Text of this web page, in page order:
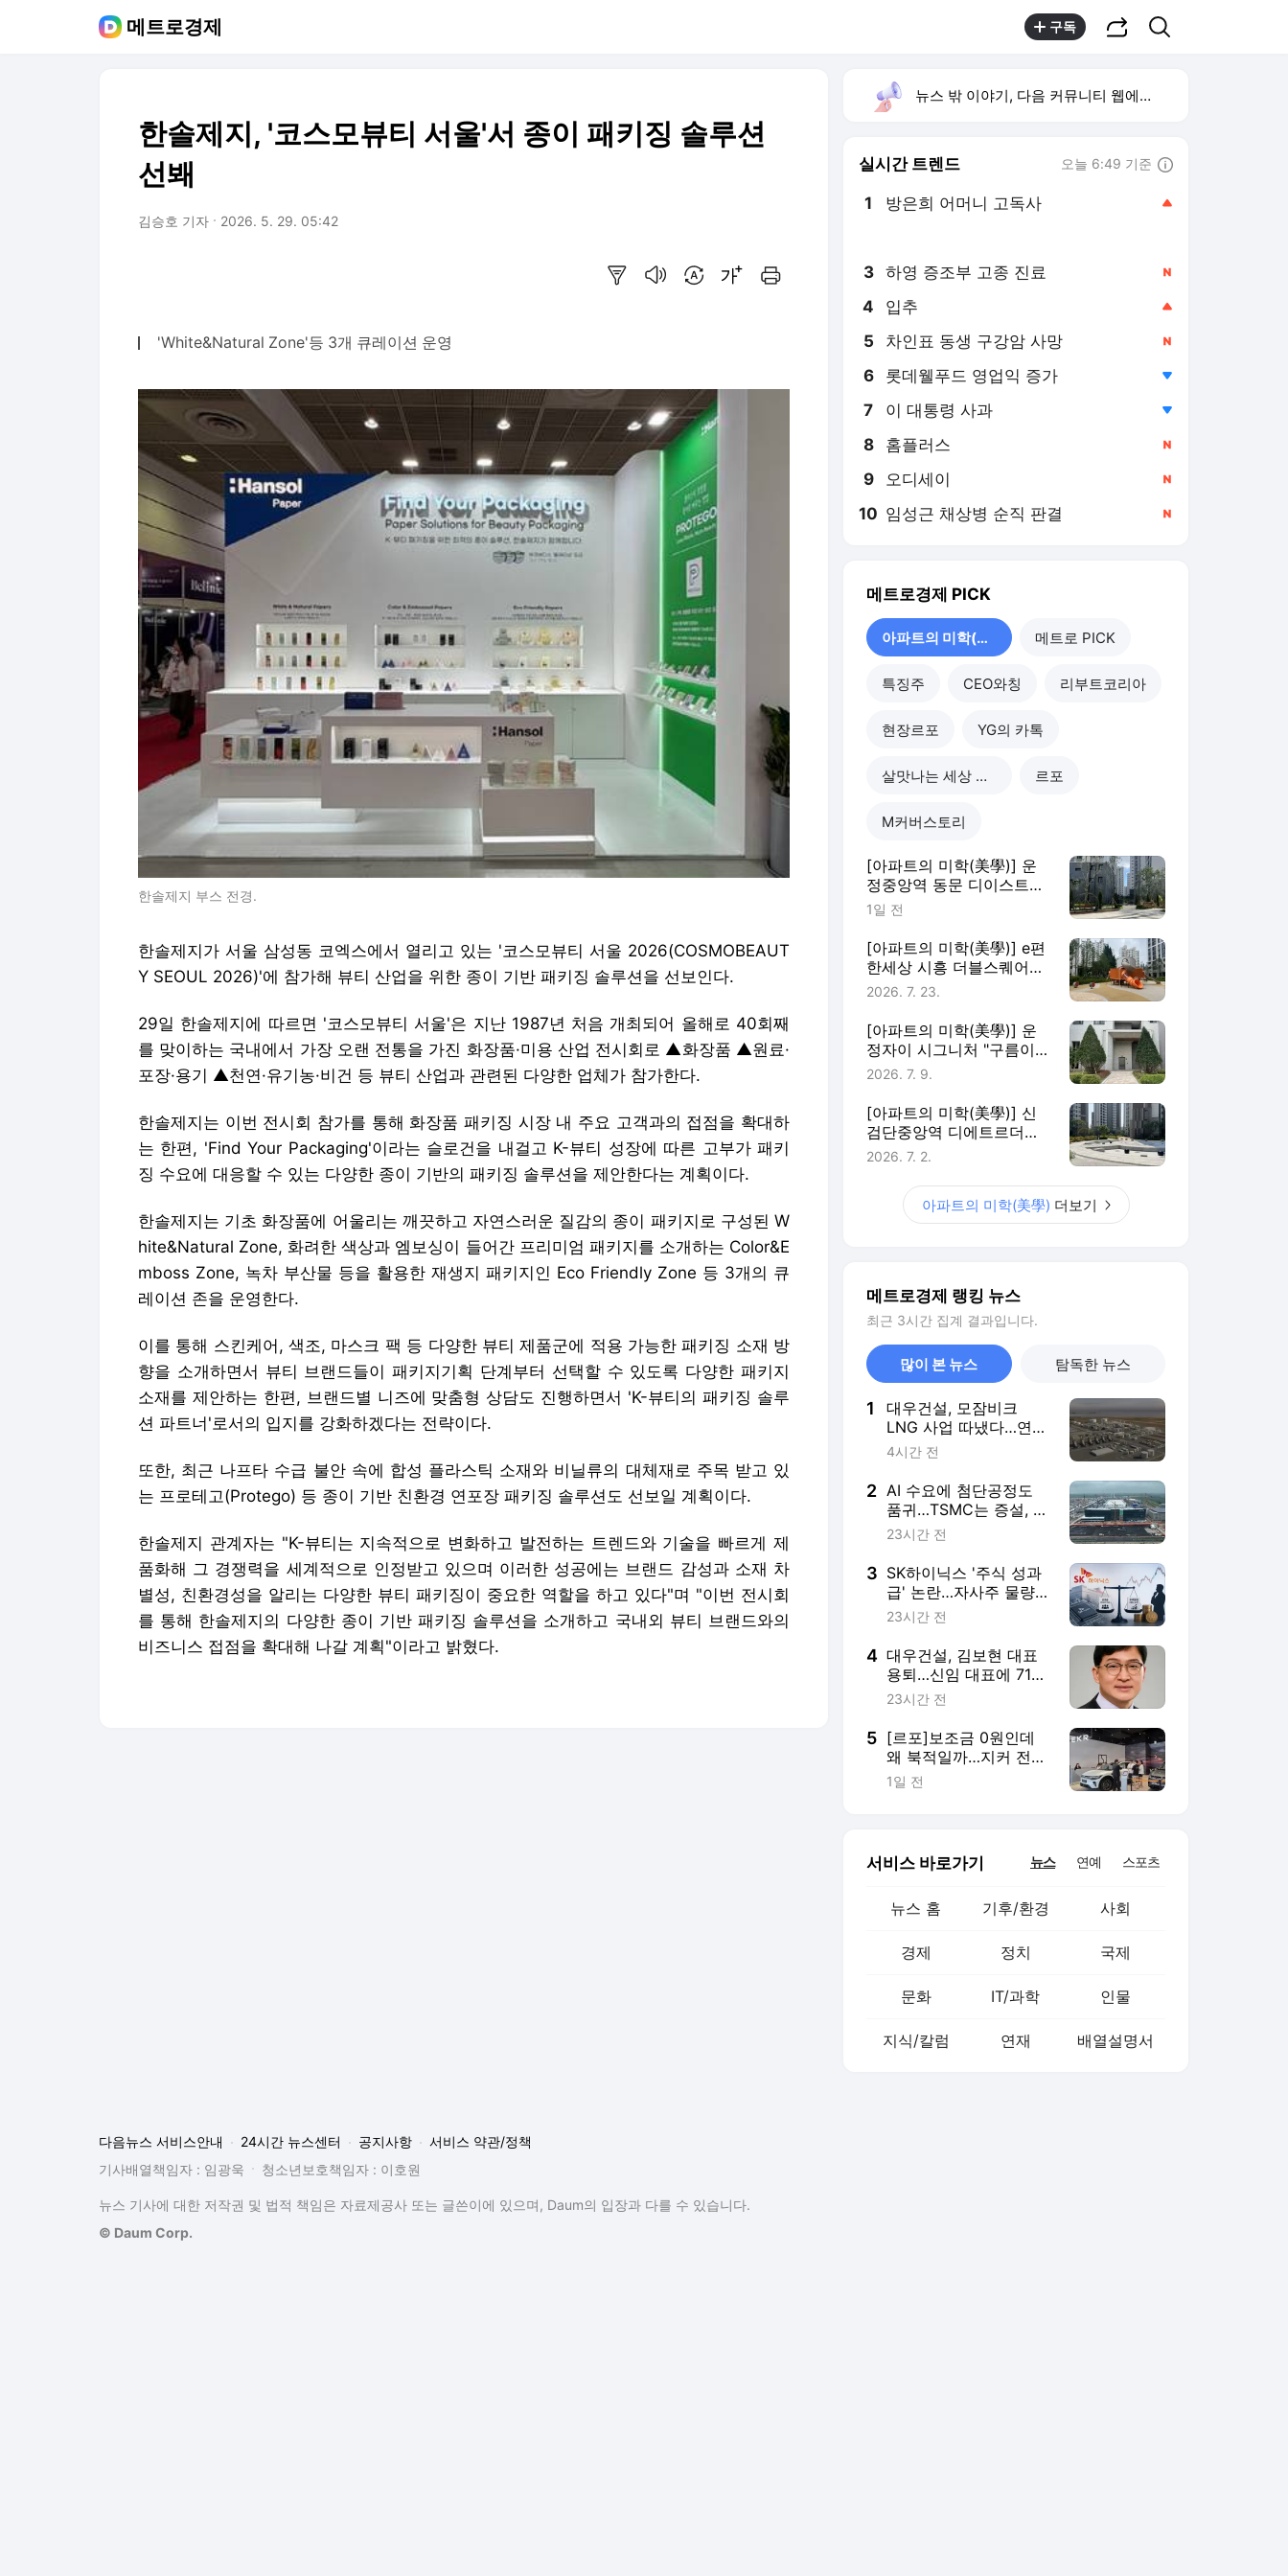
메트로경제 구독
한솔제지, '코스모뷰티 서울'서 종이 패키징 솔루션
선봬
김승호 기자 2026. 5. 29. 05:42
'White&Natural Zone'등 3개 큐레이션 운영
한솔제지 부스 전경.
한솔제지가 서울 삼성동 코엑스에서 열리고 있는 '코스모뷰티 서울 2026(COSMOBEAUT
Y SEOUL 2026)'에 참가해 뷰티 산업을 위한 종이 기반 패키징 솔루션을 선보인다.
29일 한솔제지에 따르면 '코스모뷰티 서울'은 지난 1987년 처음 개최되어 올해로 40회째
를 맞이하는 국내에서 가장 오랜 전통을 가진 화장품·미용 산업 전시회로 ▲화장품 ▲원료·
포장·용기 ▲천연·유기농·비건 등 뷰티 산업과 관련된 다양한 업체가 참가한다.
한솔제지는 이번 전시회 참가를 통해 화장품 패키징 시장 내 주요 고객과의 접점을 확대하
는 한편, 'Find Your Packaging'이라는 슬로건을 내걸고 K-뷰티 성장에 따른 고부가 패키
징 수요에 대응할 수 있는 다양한 종이 기반의 패키징 솔루션을 제안한다는 계획이다.
한솔제지는 기초 화장품에 어울리는 깨끗하고 자연스러운 질감의 종이 패키지로 구성된 W
hite&Natural Zone, 화려한 색상과 엠보싱이 들어간 프리미엄 패키지를 소개하는 Color&E
mboss Zone, 녹차 부산물 등을 활용한 재생지 패키지인 Eco Friendly Zone 등 3개의 큐
레이션 존을 운영한다.
이를 통해 스킨케어, 색조, 마스크 팩 등 다양한 뷰티 제품군에 적용 가능한 패키징 소재 방
향을 소개하면서 뷰티 브랜드들이 패키지기획 단계부터 선택할 수 있도록 다양한 패키지
소재를 제안하는 한편, 브랜드별 니즈에 맞춤형 상담도 진행하면서 'K-뷰티의 패키징 솔루
션 파트너'로서의 입지를 강화하겠다는 전략이다.
또한, 최근 나프타 수급 불안 속에 합성 플라스틱 소재와 비닐류의 대체재로 주목 받고 있
는 프로테고(Protego) 등 종이 기반 친환경 연포장 패키징 솔루션도 선보일 계획이다.
한솔제지 관계자는 "K-뷰티는 지속적으로 변화하고 발전하는 트렌드와 기술을 빠르게 제
품화해 그 경쟁력을 세계적으로 인정받고 있으며 이러한 성공에는 브랜드 감성과 소재 차
별성, 친환경성을 알리는 다양한 뷰티 패키징이 중요한 역할을 하고 있다"며 "이번 전시회
를 통해 한솔제지의 다양한 종이 기반 패키징 솔루션을 소개하고 국내외 뷰티 브랜드와의
비즈니스 접점을 확대해 나갈 계획"이라고 밝혔다.
뉴스 밖 이야기, 다음 커뮤니티 웹에서 보기
실시간 트렌드 오늘 6:49 기준
1 방은희 어머니 고독사
3 하영 증조부 고종 진료
4 입추
5 차인표 동생 구강암 사망
6 롯데웰푸드 영업익 증가
7 이 대통령 사과
8 홈플러스
9 오디세이
10 임성근 채상병 순직 판결
메트로경제 PICK
아파트의 미학(美學) 메트로 PICK
특징주 CEO와칭 리부트코리아
현장르포 YG의 카톡
살맛나는 세상 이야기 르포
M커버스토리
[아파트의 미학(美學)] 운
정중앙역 동문 디이스트
“스카이브리지가 만든 액자
1일 전
[아파트의 미학(美學)] e편
한세상 시흥 더블스퀘어
"초역세권에 울창한 숲"
2026. 7. 23.
[아파트의 미학(美學)] 운
정자이 시그니처 "구름이
내려앉은 숲속 쉼터"
2026. 7. 9.
[아파트의 미학(美學)] 신
검단중앙역 디에트르더에
듀 "완성형 녹색 학세권"
2026. 7. 2.
아파트의 미학(美學) 더보기
메트로경제 랭킹 뉴스
최근 3시간 집계 결과입니다.
많이 본 뉴스 탐독한 뉴스
1
대우건설, 모잠비크
LNG 사업 따냈다…연말
본계약 추진
4시간 전
2 AI 수요에 첨단공정도
품귀…TSMC는 증설, 삼
성은 투트랙
23시간 전
3 SK하이닉스 '주식 성과
급' 논란…자사주 물량
감당되나
23시간 전
4 대우건설, 김보현 대표
용퇴…신임 대표에 71년
생 이강석 부사장
23시간 전
5 [르포]보조금 0원인데
왜 북적일까…지커 전시
장 가보니
1일 전
서비스 바로가기 뉴스 연예 스포츠
뉴스 홈 기후/환경 사회
경제 정치 국제
문화 IT/과학 인물
지식/칼럼 연재 배열설명서
다음뉴스 서비스안내 24시간 뉴스센터 공지사항
서비스 약관/정책
기사배열책임자 : 임광욱
청소년보호책임자 : 이호원
뉴스 기사에 대한 저작권 및 법적 책임은 자료제공사 또는 글쓴이에 있으며, Daum의 입장과 다를 수 있습니다.
© Daum Corp.